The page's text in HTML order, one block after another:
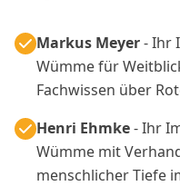
Markus Meyer- Ihr
Wümme für
Fachwissen über
Henri Ehmke- Ihr
Wümme mit
menschlicher Tiefe